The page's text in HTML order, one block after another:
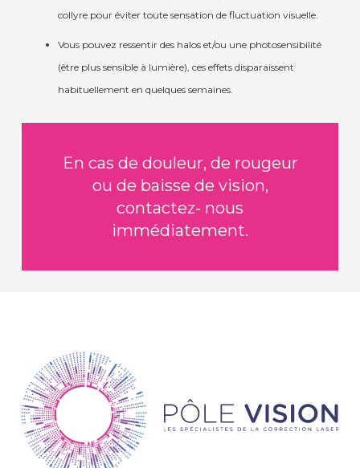
collyre pour éviter toute sensation de fluctuation visuelle.
Vous pouvez ressentir des halos et/ou une photosensibilité
(être plus sensible à lumière), ces effets disparaissent
habituellement en quelques semaines.
En cas de douleur, de rougeur
ou de baisse de vision,
contactez- nous
immédiatement.